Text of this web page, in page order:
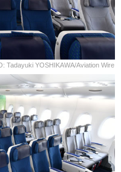
Tadayuki YOSHIKAWA/Aviation Wire